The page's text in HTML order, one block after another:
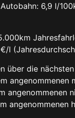
6,9 l/
€/l
über die
angenommenen
angenommenen
angenommenen